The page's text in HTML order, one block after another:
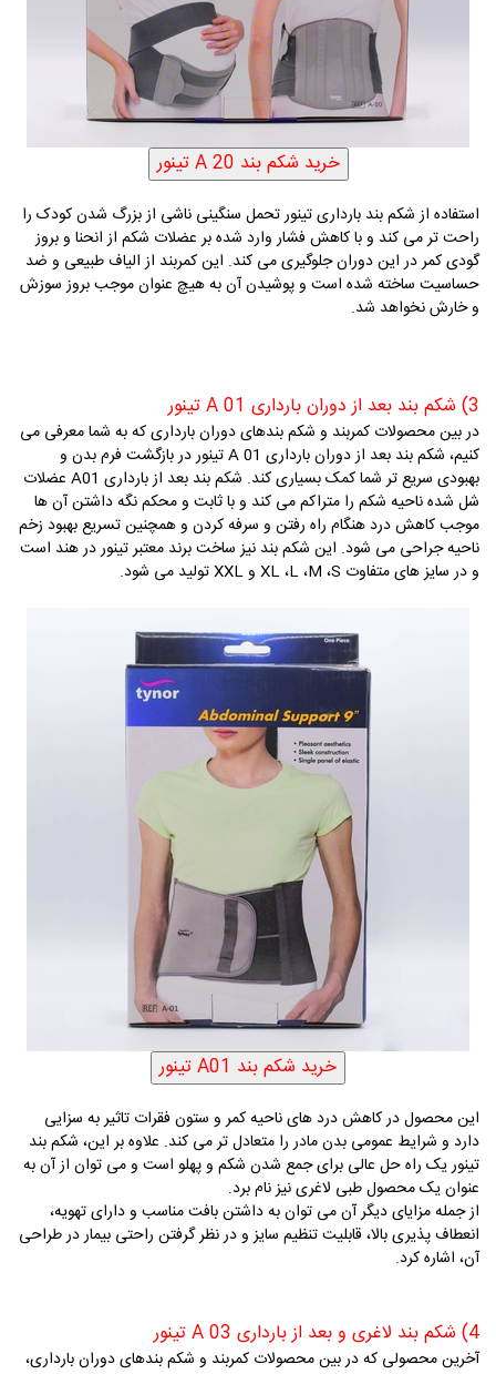
استفاده از شکم بند بارداری تینور تحمل سنگینی ناشی از بزرگ شدن کودک را
راحت تر می کند و با کاهش فشار وارد شده بر عضلات شکم از انحنا و بروز
گودی کمر در این دوران جلوگیری می کند. این کمربند از الیاف طبیعی و ضد
حساسیت ساخته شده است و پوشیدن آن به هیچ عنوان موجب بروز سوزش
و خارش نخواهد شد.
3) شکم بند بعد از دوران بارداری A 01تینور
در بین محصولات کمربند و شکم بندهای دوران بارداری که به شما معرفی می
کنیم، شکم بند بعد از دوران بارداری A 01تینور در بازگشت فرم بدن و
بهبودی سریع تر شما کمک بسیاری کند. شکم بند بعد از بارداری A01 عضلات
شل شده ناحیه شکم را متراکم می کند و با ثابت و محکم نگه داشتن آن ها
موجب کاهش درد هنگام راه رفتن و سرفه کردن و همچنین تسریع بهبود زخم
ناحیه جراحی می شود. این شکم بند نیز ساخت برند معتبر تینور در هند است
و در سایز های متفاوت S، M،L،XL وXXLتولید می شود.
این محصول در کاهش درد های ناحیه کمر و ستون فقرات تاثیر به سزایی
دارد و شرایط عمومی بدن مادر را متعادل تر می کند. علاوه بر این، شکم بند
تینور یک راه حل عالی برای جمع شدن شکم و پهلو است و می توان از آن به
عنوان یک محصول طبی لاغری نیز نام برد.
از جمله مزایای دیگر آن می توان به داشتن بافت مناسب و دارای تهویه،
انعطاف پذیری بالا، قابلیت تنظیم سایز و در نظر گرفتن راحتی بیمار در طراحی
آن، اشاره کرد.
4) شکم بند لاغری و بعد از بارداری A 03تینور
آخرین محصولی که در بین محصولات کمربند و شکم بندهای دوران بارداری،